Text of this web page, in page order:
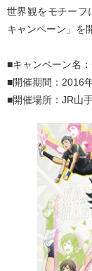
世界観をモチーフ
キャンペーン」を
■キャンペーン名
■開催期間：2016
■開催場所：JR山